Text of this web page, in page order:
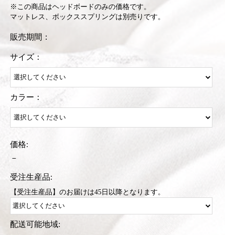
※この商品はヘッドボードのみの価格です。
マットレス、ボックススプリングは別売りです。
販売期間：
サイズ：
カラー：
価格:
－
受注生産品:
【受注生産品】のお届けは45日以降となります。
配送可能地域: